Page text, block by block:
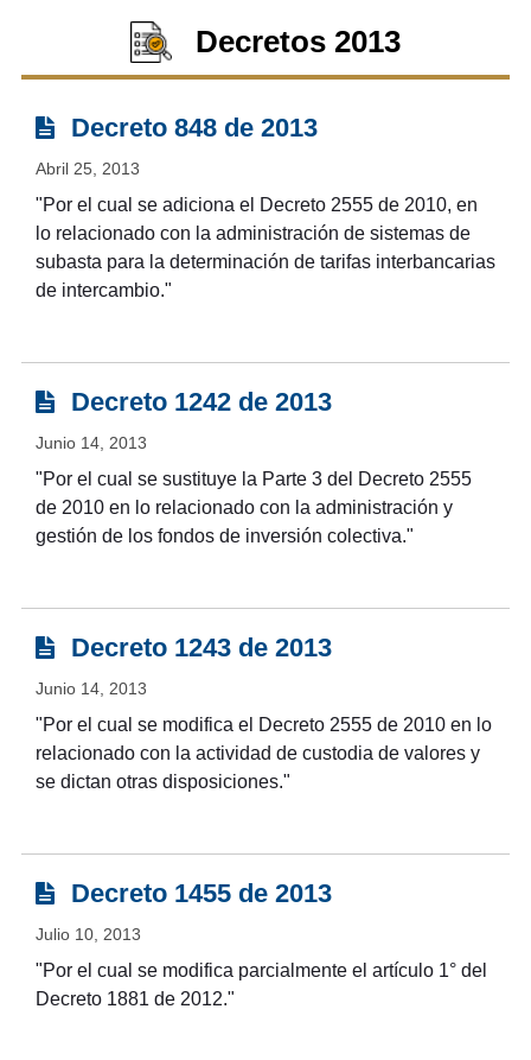
Decretos 2013
Decreto 848 de 2013
Abril 25, 2013
"Por el cual se adiciona el Decreto 2555 de 2010, en
lo relacionado con la administración de sistemas de
subasta para la determinación de tarifas interbancarias
de intercambio."
Decreto 1242 de 2013
Junio 14, 2013
"Por el cual se sustituye la Parte 3 del Decreto 2555
de 2010 en lo relacionado con la administración y
gestión de los fondos de inversión colectiva."
Decreto 1243 de 2013
Junio 14, 2013
"Por el cual se modifica el Decreto 2555 de 2010 en lo
relacionado con la actividad de custodia de valores y
se dictan otras disposiciones."
Decreto 1455 de 2013
Julio 10, 2013
"Por el cual se modifica parcialmente el artículo 1° del
Decreto 1881 de 2012."